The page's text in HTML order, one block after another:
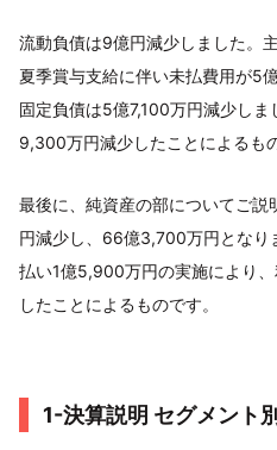
流動負債は9億円減少しました。
夏季賞与支給に伴い未払費用が5
固定負債は5億7,100万円減少し
9,300万円減少したことによるも
最後に、純資産の部についてご
円減少し、66億3,700万円となり
払い1億5,900万円の実施により
したことによるものです。
1-決算説明 セグメント